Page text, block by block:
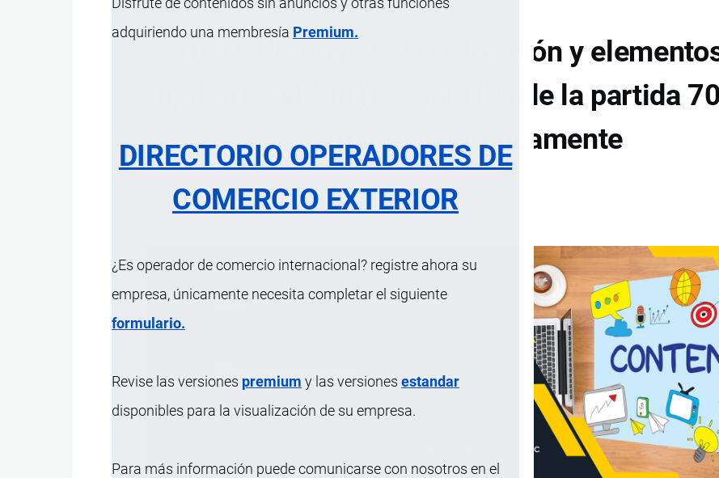
adquiriendo una membresía Premium.
DIRECTORIO OPERADORES DE
COMERCIO EXTERIOR
¿Es operador de comercio internacional? registre ahora su
empresa, únicamente necesita completar el siguiente
formulario.
Revise las versiones premium y las versiones estandar
disponibles para la visualización de su empresa.
Para más información puede comunicarse con nosotros en el
70.14 Vidrio para señalización y
óptica de vidrio (excepto los de la partida
sin trabajar ópticamente
ÍNDICE DE CONTENIDOS